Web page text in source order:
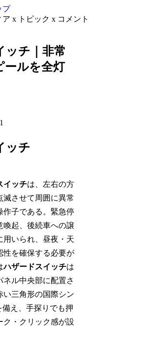
プ
x トピック x コメント
ッチ｜非常
ールを全灯
ッチ
イッチは、左右の方
滅させて周囲に異常
作子である。緊急停
喚起、後続車への譲
用いられ、昼夜・天
性を確保する必要が
ハザードスイッチは
ネル中央部に配置さ
い三角形の国際シン
備え、手探りでも押
ク・クリック感が設